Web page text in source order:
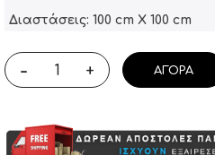
Διαστάσεις: 100 cm X 100 cm
- + ΑΓΟΡΆ